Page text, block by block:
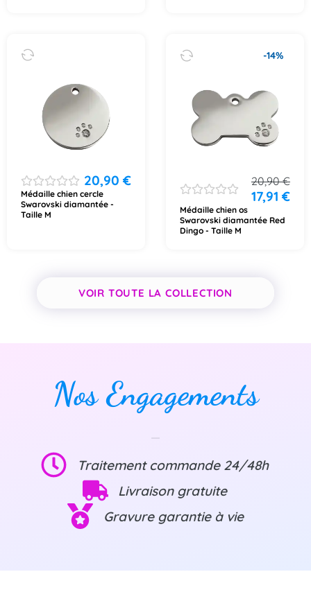
20,90 €
Médaille chien cercle
Swarovski diamantée -
Taille M
-14%
20,90€
17,91 €
Médaille chien os
Swarovski diamantée Red
Dingo - Taille M
VOIR TOUTE LA COLLECTION
Nos Engagements
Traitement commande 24/48h
Livraison gratuite
Gravure garantie à vie